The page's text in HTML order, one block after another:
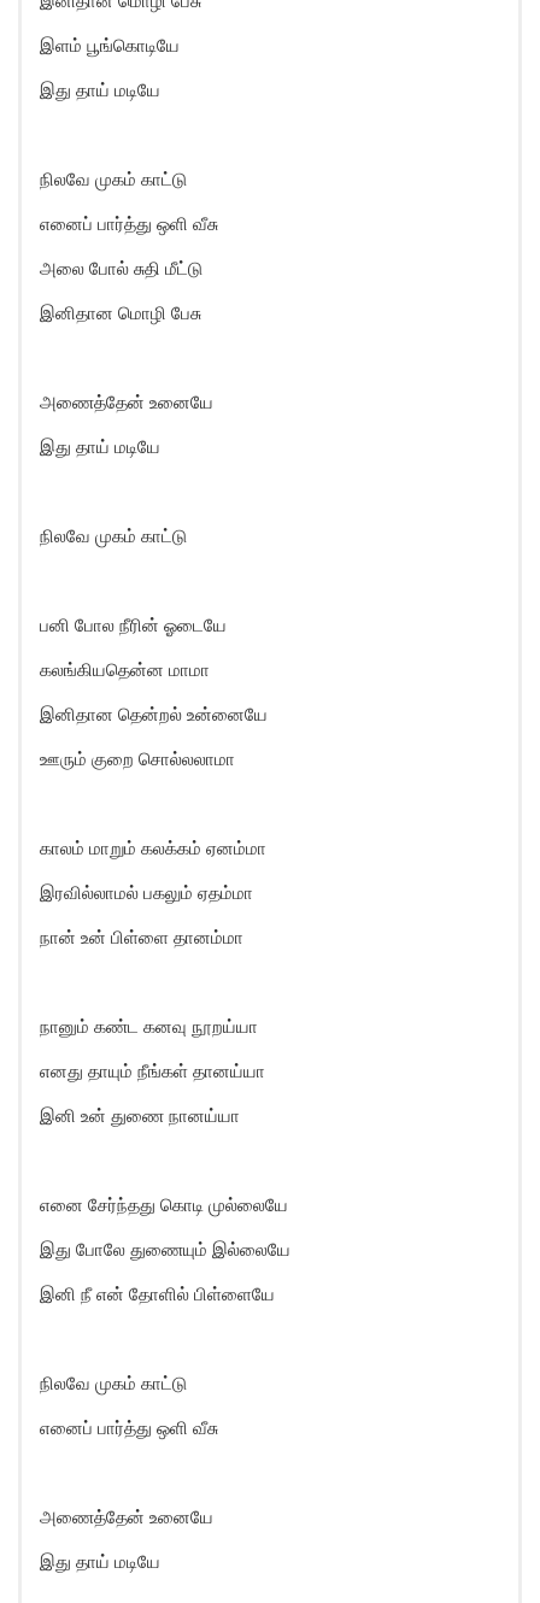
இளம் பூங்கொடியே
இது தாய் மடியே
நிலவே முகம் காட்டு
எனைப் பார்த்து ஒளி வீசு
அலை போல் சுதி மீட்டு
இனிதான மொழி பேசு
அணைத்தேன் உனையே
இது தாய் மடியே
நிலவே முகம் காட்டு
பனி போல நீரின் ஓடையே
கலங்கியதென்ன மாமா
இனிதான தென்றல் உன்னையே
ஊரும் குறை சொல்லலாமா
காலம் மாறும் கலக்கம் ஏனம்மா
இரவில்லாமல் பகலும் ஏதம்மா
நான் உன் பிள்ளை தானம்மா
நானும் கண்ட கனவு நூறய்யா
எனது தாயும் நீங்கள் தானய்யா
இனி உன் துணை நானய்யா
எனை சேர்ந்தது கொடி முல்லையே
இது போலே துணையும் இல்லையே
இனி நீ என் தோளில் பிள்ளையே
நிலவே முகம் காட்டு
எனைப் பார்த்து ஒளி வீசு
அணைத்தேன் உனையே
இது தாய் மடியே